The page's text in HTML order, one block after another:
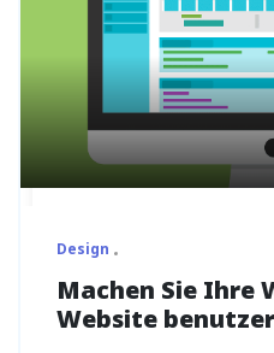
Design
Machen Sie Ihre
Website